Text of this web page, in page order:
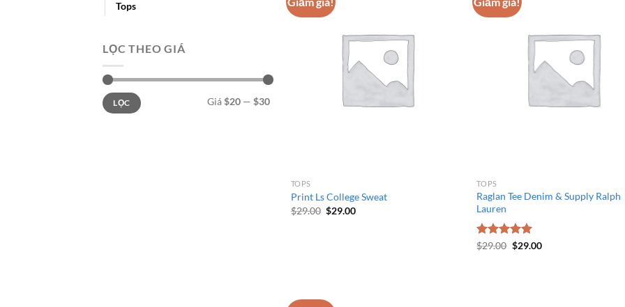
Tops
LỌC THEO GIÁ
Giá
thấp
nhất
Giá
cao
nhất
LỌC Giá$20 — $30
TOPS
Print Ls College Sweat
$29.00 $29.00
TOPS
Raglan Tee Denim & Supply Ralph
Lauren
Được xếp
$29.00 $29.00